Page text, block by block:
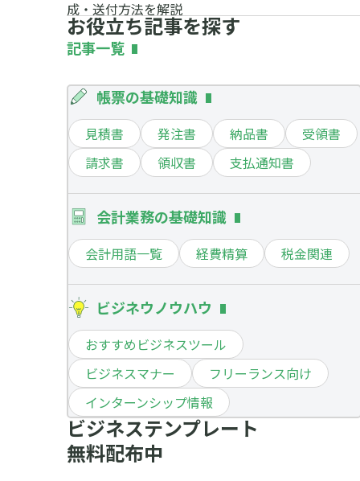
成・送付方法を解説
お役立ち記事を探す
記事一覧
帳票の基礎知識
見積書 発注書 納品書
受領書
請求書
領収書 支払通知書
会計業務の基礎知識
会計用語一覧 経費精算 税金関連
ビジネウノウハウ
おすすめビジネスツール
ビジネスマナー
フリーランス向け
インターンシップ情報
ビジネステンプレート
無料配布中